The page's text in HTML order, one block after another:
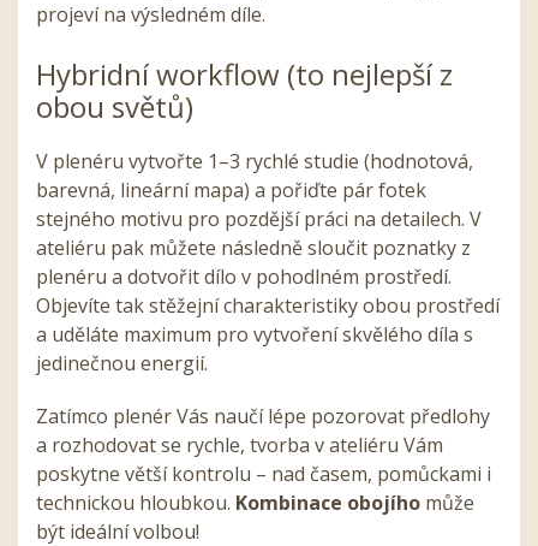
projeví na výsledném díle.
Hybridní workflow (to nejlepší z
obou světů)
V plenéru vytvořte 1–3 rychlé studie (hodnotová,
barevná, lineární mapa) a pořiďte pár fotek
stejného motivu pro pozdější práci na detailech. V
ateliéru pak můžete následně sloučit poznatky z
plenéru a dotvořit dílo v pohodlném prostředí.
Objevíte tak stěžejní charakteristiky obou prostředí
a uděláte maximum pro vytvoření skvělého díla s
jedinečnou energií.
Zatímco plenér Vás naučí lépe pozorovat předlohy
a rozhodovat se rychle, tvorba v ateliéru Vám
poskytne větší kontrolu – nad časem, pomůckami i
technickou hloubkou. Kombinace obojího může
být ideální volbou!